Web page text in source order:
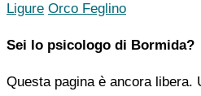
Ligure Orco Feglino
Sei lo psicologo di Bormida?
Questa pagina è ancora libera.